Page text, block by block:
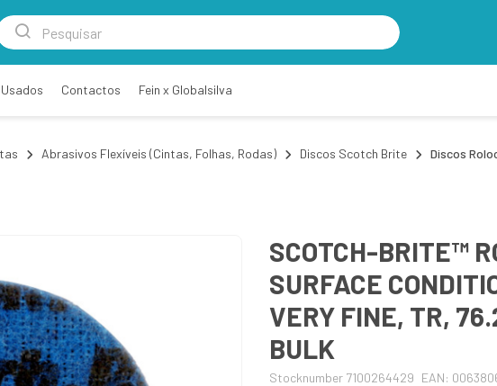
Usados Contactos Fein x Globalsilva
Abrasivos Flexíveis (Cintas, Folhas, Rodas) Discos Scotch Brite Discos
SCOTCH-BRITE™
SURFACE
VERY FINE, TR,
BULK
Stocknumber 7100264429 EAN: